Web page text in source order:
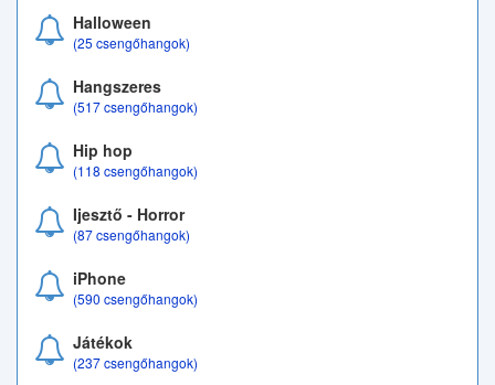
Halloween
(25 csengőhangok)
Hangszeres
(517 csengőhangok)
Hip hop
(118 csengőhangok)
Ijesztő - Horror
(87 csengőhangok)
iPhone
(590 csengőhangok)
Játékok
(237 csengőhangok)